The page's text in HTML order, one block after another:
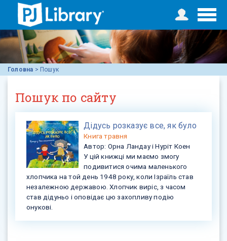
Головна > Пошук
Пошук по сайту
Дідусь розказує все, як було
Книгатравня
Автор: Орна Ландау і Нуріт Коен
У цій книжці ми маємо змогу
подивитися очима маленького
хлопчика на той день 1948 року, коли Ізраїль став
незалежною державою. Хлопчик виріс, з часом
став дідуньо і оповідає цю захопливу подію
онукові.